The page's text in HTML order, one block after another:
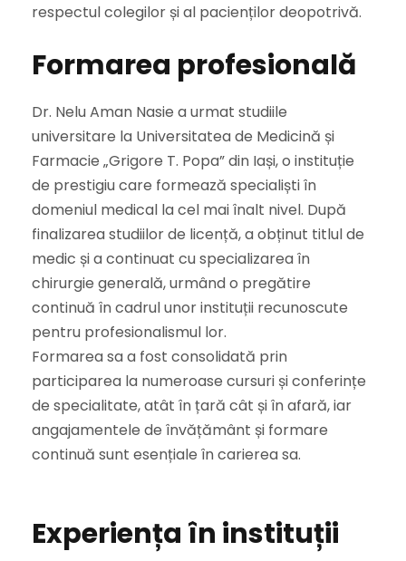
respectul colegilor și al pacienților deopotrivă.
Formarea profesională
Dr. Nelu Aman Nasie a urmat studiile
universitare la Universitatea de Medicină și
Farmacie „Grigore T. Popa” din Iași, o instituție
de prestigiu care formează specialiști în
domeniul medical la cel mai înalt nivel. După
finalizarea studiilor de licență, a obținut titlul de
medic și a continuat cu specializarea în
chirurgie generală, urmând o pregătire
continuă în cadrul unor instituții recunoscute
pentru profesionalismul lor.
Formarea sa a fost consolidată prin
participarea la numeroase cursuri și conferințe
de specialitate, atât în țară cât și în afară, iar
angajamentele de învățământ și formare
continuă sunt esențiale în carierea sa.
Experiența în instituții